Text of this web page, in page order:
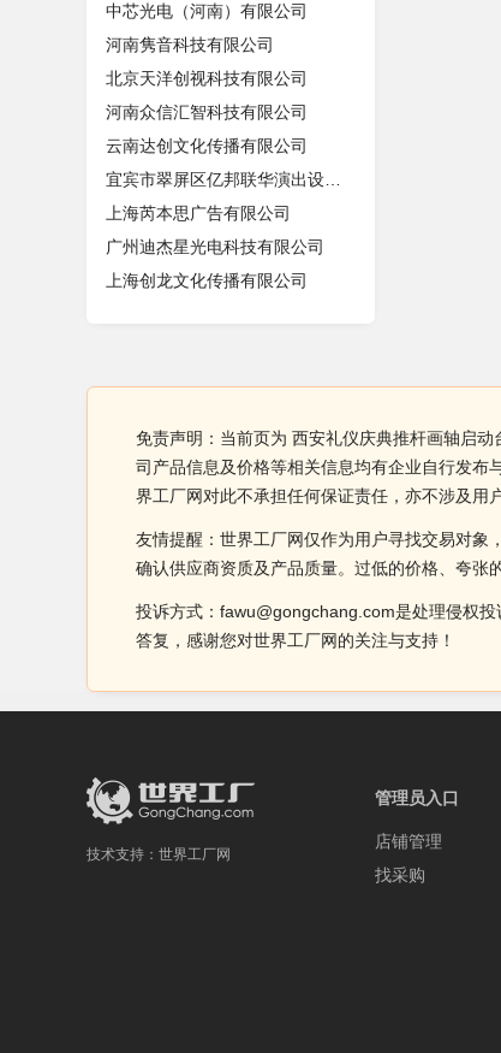
中芯光电（河南）有限公司
河南隽音科技有限公司
北京天洋创视科技有限公司
河南众信汇智科技有限公司
云南达创文化传播有限公司
上海芮本思广告有限公司
广州迪杰星光电科技有限公司
上海创龙文化传播有限公司
免责声明：当前页为 西安礼仪庆典推杆画轴启
司产品信息及价格等相关信息均有企业自行发布
界工厂网对此不承担任何保证责任，亦不涉及用
友情提醒：世界工厂网仅作为用户寻找交易对象
确认供应商资质及产品质量。过低的价格、夸张
投诉方式：fawu@gongchang.com是处理侵权
答复，感谢您对世界工厂网的关注与支持！
技术支持： 世界工厂网
管理员入口
店铺管理
找采购